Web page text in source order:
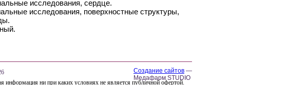
исследования, сердце.
исследования, поверхностные структуры,
Создание сайтов —
Медафарм STUDIO
ни при каких условиях не является публичной офертой.